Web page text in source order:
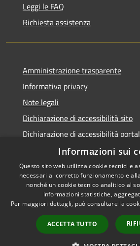
Leggi le FAQ
Richiesta assistenza
Amministrazione trasparente
Informativa privacy
Note legali
Dichiarazione di accessibilità sito
Dichiarazione di accessibilità
Accessibilità
Privacy
Mappa del sito
by
Informazioni sui
Questo sito web utilizza cookie tecnici e
necessari al corretto funzionamento e
nonché un cookie tecnico analitico al
informazioni statistiche,
Per maggiori dettagli, può consultare la
ACCETTA TUTTO